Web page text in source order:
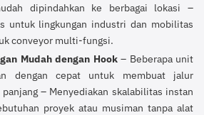
dipindahkan ke berbagai lokasi –
untuk lingkungan industri dan mobilitas
conveyor multi-fungsi.
Mudah dengan Hook– Beberapa unit
dengan cepat untuk membuat jalur
– Menyediakan skalabilitas instan
proyek atau musiman tanpa alat